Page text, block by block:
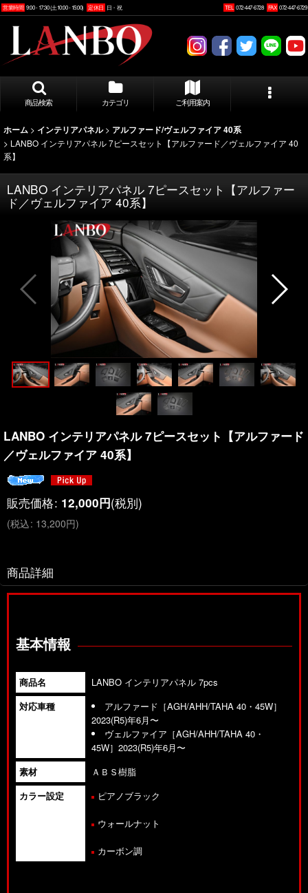
営業時間 9:00 - 17:30 (土10:00 - 15:00) 定休日 日・祝 TEL 072-447-6728 FAX 072-447-6729
商品検索 カテゴリ ご利用案内
ホーム > インテリアパネル > アルファード/ヴェルファイア 40系
> LANBO インテリアパネル 7ピースセット【アルファード／ヴェルファイア 40
系】
LANBO インテリアパネル 7ピースセット【アルファー
ド／ヴェルファイア 40系】
LANBO インテリアパネル 7ピースセット【アルファード
／ヴェルファイア 40系】
販売価格: 12,000円(税別)
(税込: 13,200円)
商品詳細
基本情報
商品名
LANBO インテリアパネル 7pcs
対応車種
アルファード［AGH/AHH/TAHA 40・45W］
2023(R5)年6月〜
ヴェルファイア［AGH/AHH/TAHA 40・
45W］2023(R5)年6月〜
素材
ＡＢＳ樹脂
カラー設定
ピアノブラック
ウォールナット
カーボン調